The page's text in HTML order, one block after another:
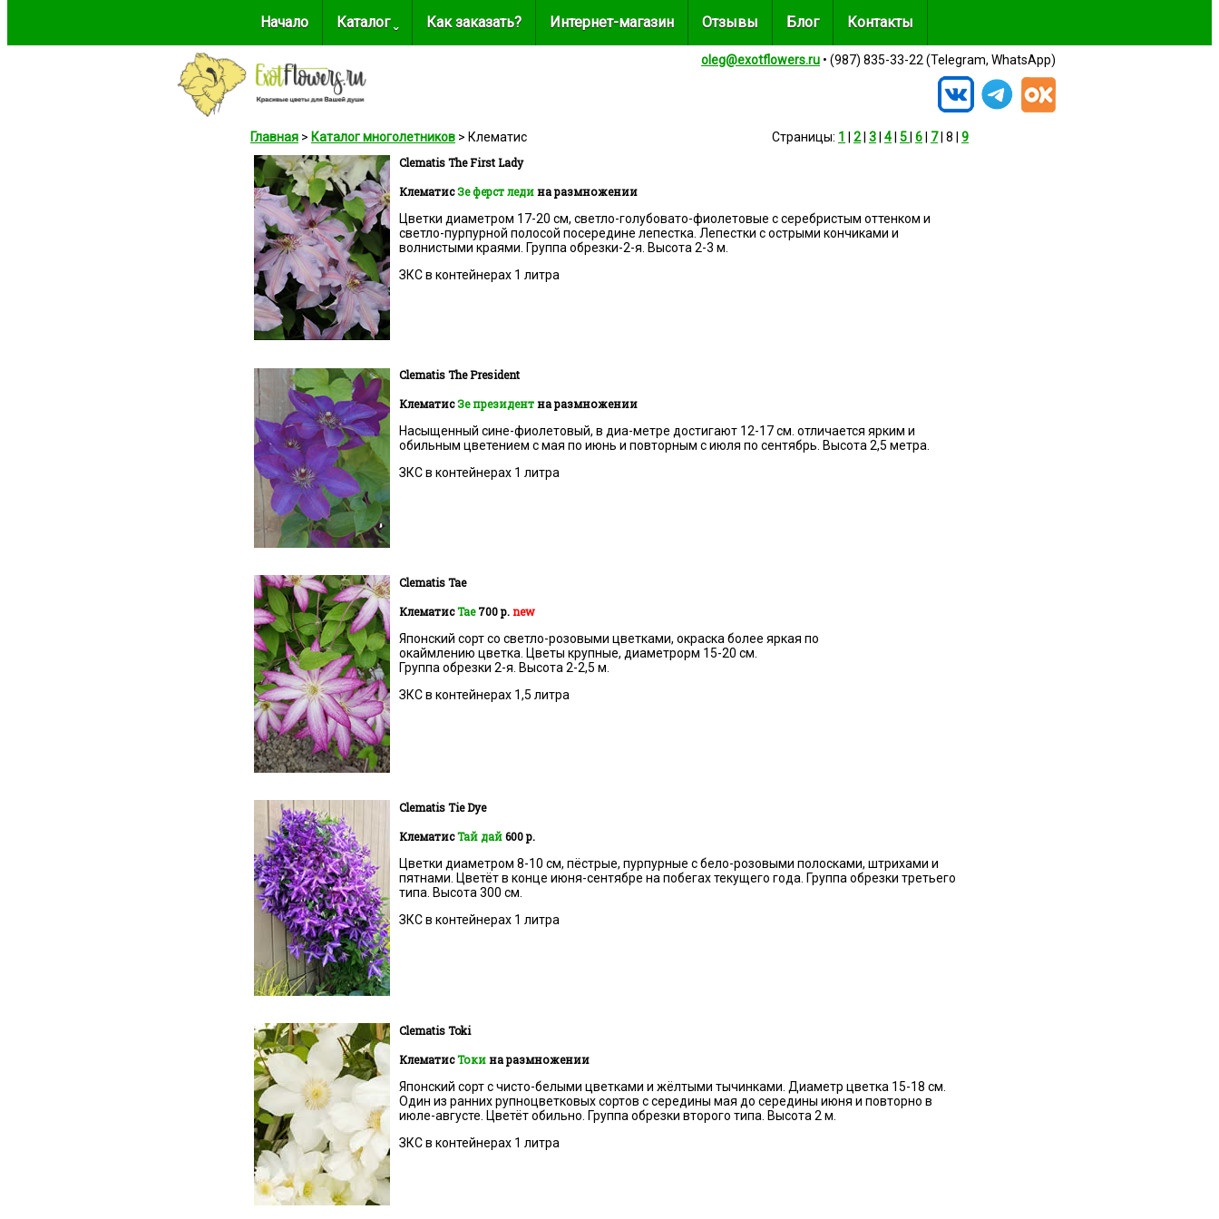
Начало Каталог ˬ Как заказать? Интернет-магазин Отзывы Блог Контакты
oleg@exotflowers.ru • (987) 835-33-22 (Telegram, WhatsApp)
Главная > Каталог многолетников > Клематис Страницы: 1 2| 3 4 5 6 7| 8 | 9
ClematisThe First Lady
КлематисЗе ферст ледина размножении
Цветки диаметром 17-20 см, светло-голубовато-фиолетовые с серебристым оттенком и
светло-пурпурной полосой посередине лепестка. Лепестки с острыми кончиками и
волнистыми краями. Группа обрезки-2-я. Высота 2-3 м.
ЗКС в контейнерах 1 литра
ClematisThe President
КлематисЗе президентна размножении
Насыщенный сине-фиолетовый, в диа-метре достигают 12-17 см. отличается ярким и
обильным цветением с мая по июнь и повторным с июля по сентябрь. Высота 2,5 метра.
ЗКС в контейнерах 1 литра
ClematisTae
КлематисТае700 р.new
Японский сорт со светло-розовыми цветками, окраска более яркая по
окаймлению цветка. Цветы крупные, диаметрорм 15-20 см.
Группа обрезки 2-я. Высота 2-2,5 м.
ЗКС в контейнерах 1,5 литра
ClematisTie Dye
КлематисТай дай600 р.
Цветки диаметром 8-10 см, пёстрые, пурпурные с бело-розовыми полосками, штрихами и
пятнами. Цветёт в конце июня-сентябре на побегах текущего года. Группа обрезки третьего
типа. Высота 300 см.
ЗКС в контейнерах 1 литра
ClematisToki
КлематисТокина размножении
Японский сорт с чисто-белыми цветками и жёлтыми тычинками. Диаметр цветка 15-18 см.
Один из ранних рупноцветковых сортов с середины мая до середины июня и повторно в
июле-августе. Цветёт обильно. Группа обрезки второго типа. Высота 2 м.
ЗКС в контейнерах 1 литра